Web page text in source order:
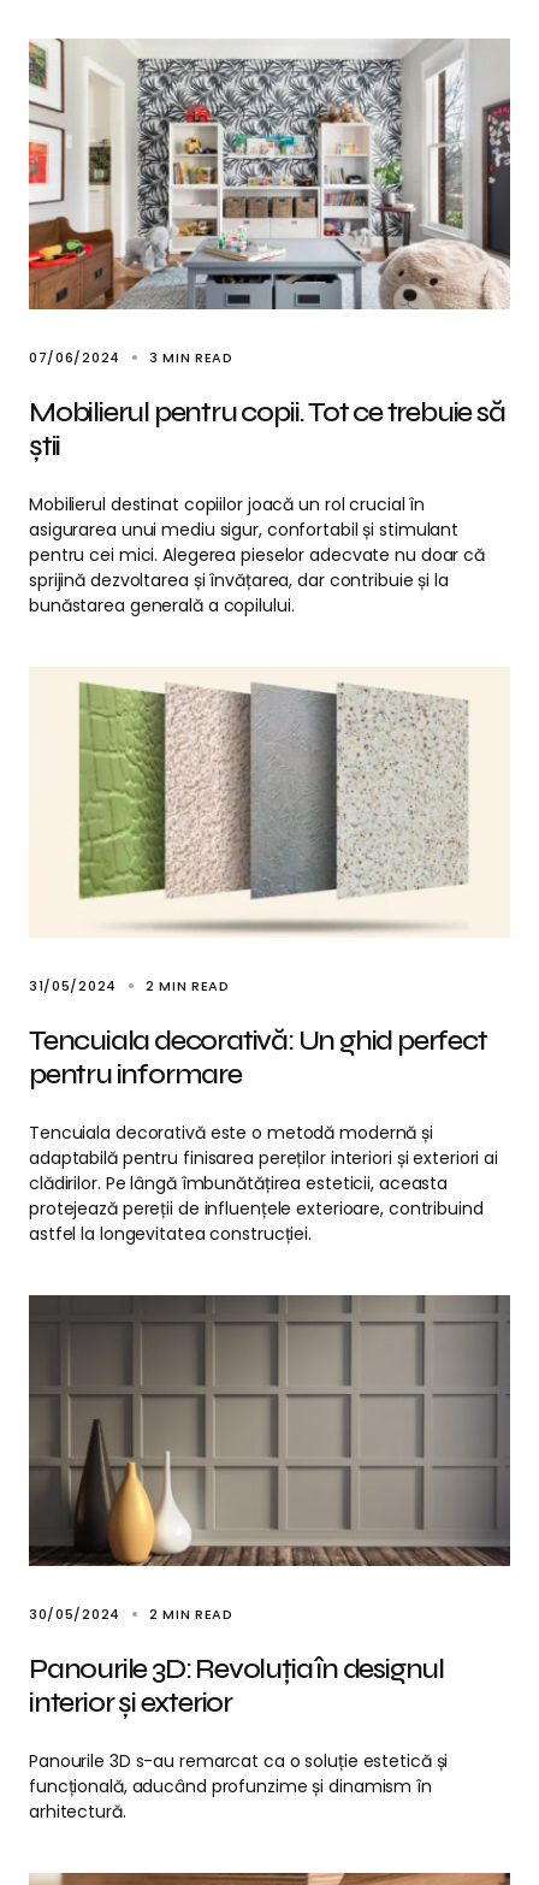
07/06/2024 3 MIN READ
Mobilierul pentru copii. Tot ce trebuie să
știi
Mobilierul destinat copiilor joacă un rol crucial în
asigurarea unui mediu sigur, confortabil și stimulant
pentru cei mici. Alegerea pieselor adecvate nu doar că
sprijină dezvoltarea și învățarea, dar contribuie și la
bunăstarea generală a copilului.
31/05/2024 2 MIN READ
Tencuiala decorativă: Un ghid perfect
pentru informare
Tencuiala decorativă este o metodă modernă și
adaptabilă pentru finisarea pereților interiori și exteriori ai
clădirilor. Pe lângă îmbunătățirea esteticii, aceasta
protejează pereții de influențele exterioare, contribuind
astfel la longevitatea construcției.
30/05/2024 2 MIN READ
Panourile 3D: Revoluția în designul
interior și exterior
Panourile 3D s-au remarcat ca o soluție estetică și
funcțională, aducând profunzime și dinamism în
arhitectură.